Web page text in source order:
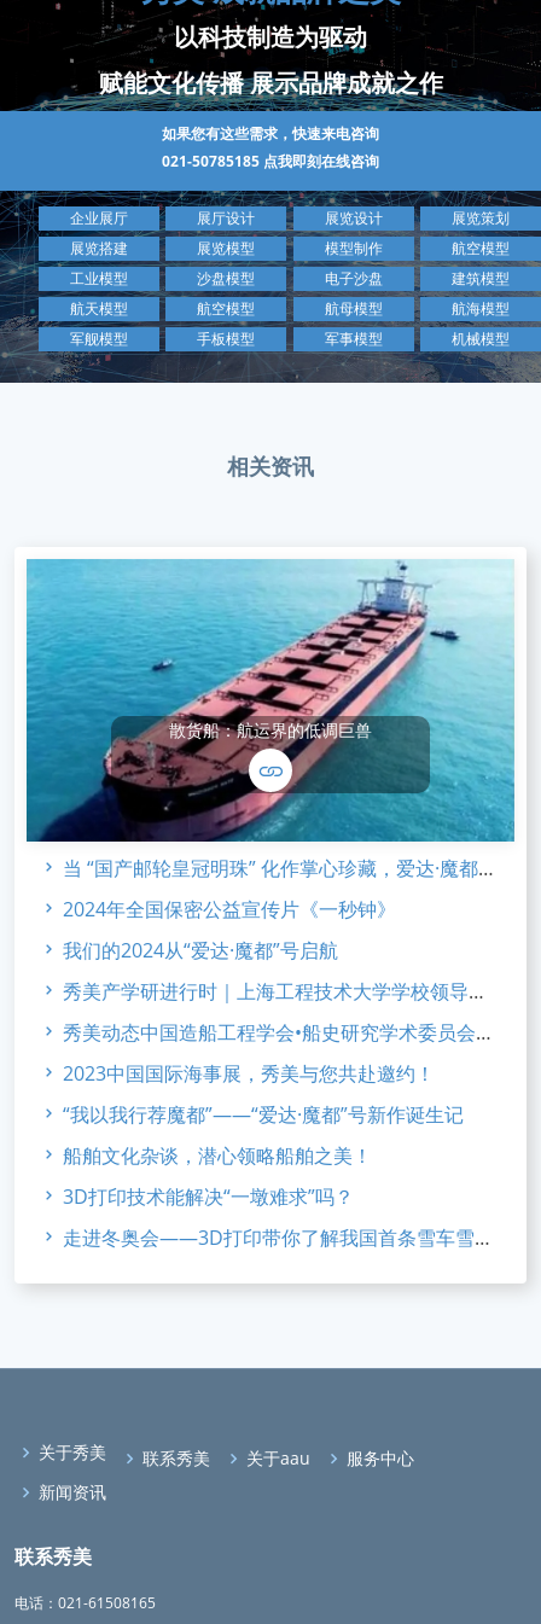
以科技制造为驱动
赋能文化传播 展示品牌成就之作
如果您有这些需求，快速来电咨询
021-50785185 点我即刻在线咨询
企业展厅 展厅设计 展览设计
展览策划
展览搭建
展览模型 模型制作
航空模型
工业模型
沙盘模型 电子沙盘
建筑模型
航天模型
航空模型 航母模型
航海模型
军舰模型
手板模型 军事模型 机械模型
相关资讯
散货船：航运界的低调巨兽
当 “国产邮轮皇冠明珠” 化作掌心珍藏，爱达·魔都 合金系列 新品发布
2024年全国保密公益宣传片《一秒钟》
我们的2024从“爱达·魔都”号启航
秀美产学研进行时｜上海工程技术大学学校领导访企考察
秀美动态中国造船工程学会•船史研究学术委员会2023年会
2023中国国际海事展，秀美与您共赴邀约！
“我以我行荐魔都”——“爱达·魔都”号新作诞生记
船舶文化杂谈，潜心领略船舶之美！
3D打印技术能解决“一墩难求”吗？
走进冬奥会——3D打印带你了解我国首条雪车雪橇赛道
关于秀美 联系秀美 关于aau
服务中心
新闻资讯
联系秀美
电话：021-61508165